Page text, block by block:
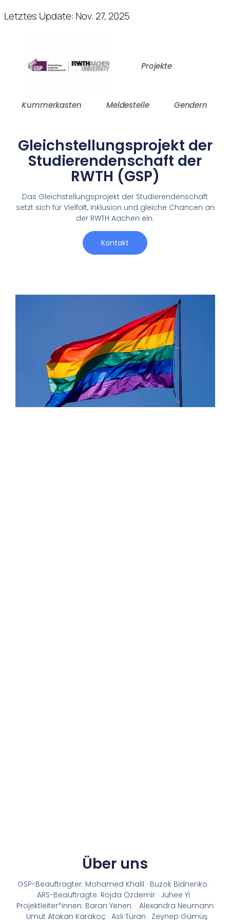
Letztes Update: Nov. 27, 2025
Projekte
Kummerkasten Meldestelle Gendern
Gleichstellungsprojekt der
Studierendenschaft der
RWTH (GSP)
Das Gleichstellungsprojekt der Studierendenschaft
setzt sich für Vielfalt, Inklusion und gleiche Chancen an
der RWTH Aachen ein.
Kontakt
Über uns
GSP-Beauftragter: Mohamed Khalil · Buzok Bidnenko ·
ARS-Beauftragte: Rojda Özdemir · Juhee Yi ·
Projektleiter*innen: Baran Yenen · Alexandra Neumann
· Umut Atakan Karakoç · Aslı Turan · Zeynep Gümüş